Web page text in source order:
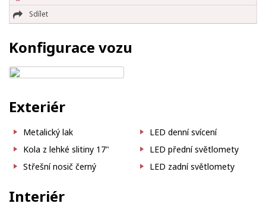
Sdílet
Konfigurace vozu
Exteriér
Metalický lak
Kola z lehké slitiny 17"
Střešní nosič černý
LED denní svícení
LED přední světlomety
LED zadní světlomety
Interiér